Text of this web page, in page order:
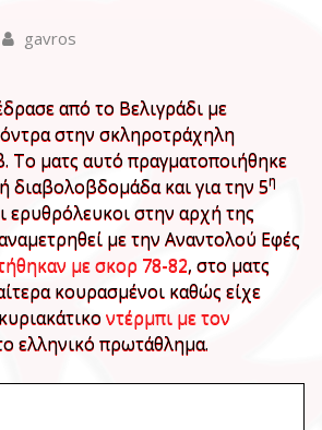
gavros
από το Βελιγράδι με
στην σκληροτράχηλη
Το ματς αυτό πραγματοποιήθηκε
διαβολοβδομάδα και για την 5η
ερυθρόλευκοι στην αρχή της
με την Αναντολού Εφές
με σκορ 78-82, στο ματς
κουρασμένοι καθώς είχε
ντέρμπι με τον
ελληνικό πρωτάθλημα.